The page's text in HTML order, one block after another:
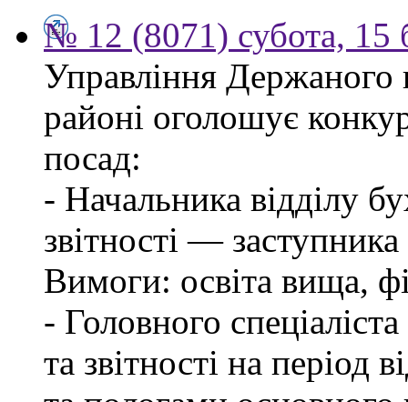
№ 12 (8071) субота, 15
Управління Держаного
районі оголошує
посад:
- Начальника відділу
звітності —
Вимоги: освіта вища,
- Головного
та звітності на період